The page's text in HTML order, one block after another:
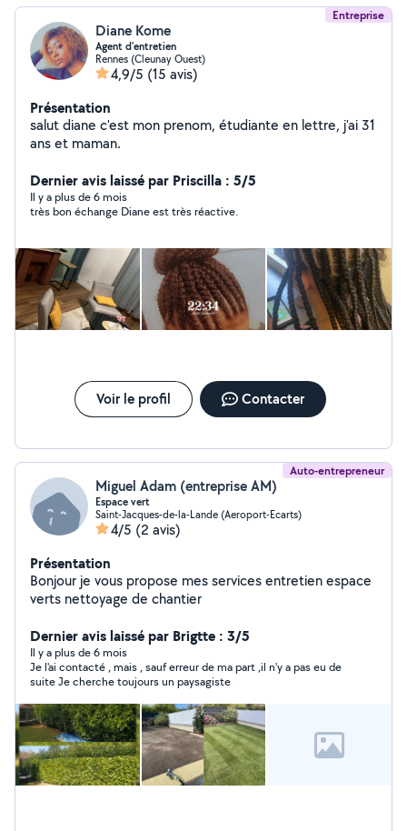
Entreprise
Diane Kome
Agent d'entretien
Rennes (Cleunay Ouest)
4,9/5 (15 avis)
Présentation
salut diane c'est mon prenom, étudiante en lettre, j'ai 31
ans et maman.
Dernier avis laissé par Priscilla : 5/5
Il y a plus de 6 mois
très bon échange Diane est très réactive.
Voir le profil Contacter
Auto-entrepreneur
Miguel Adam (entreprise AM)
Espace vert
Saint-Jacques-de-la-Lande (Aeroport-Ecarts)
4/5 (2 avis)
Présentation
Bonjour je vous propose mes services entretien espace
verts nettoyage de chantier
Dernier avis laissé par Brigtte : 3/5
Il y a plus de 6 mois
Je l'ai contacté , mais , sauf erreur de ma part ,il n'y a pas eu de
suite Je cherche toujours un paysagiste